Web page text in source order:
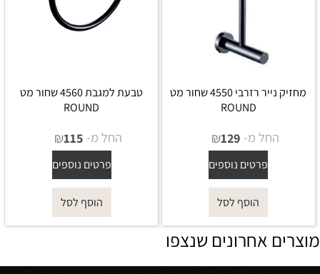
מחזיק נייר רזרבי 4550 שחור מט
ROUND
החל מ- ₪129
פרטים נוספים
הוסף לסל
טבעת למגבת 4560 שחור מט
ROUND
החל מ- ₪115
פרטים נוספים
הוסף לסל
מוצרים אחרונים שנצפו